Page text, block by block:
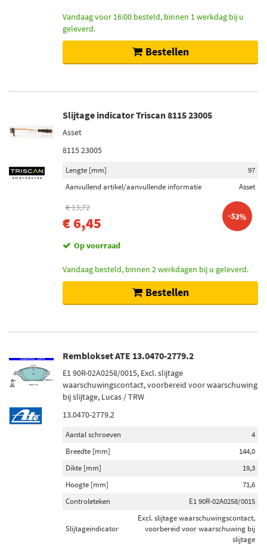
Vandaag voor 16:00 besteld, binnen 1 werkdag bij u
geleverd.
Bestellen
Slijtage indicator Triscan 8115 23005
Asset
8115 23005
Lengte [mm]
97
Aanvullend artikel/aanvullende informatie
Asset
€ 13,72
€ 6,45 -53%
Op voorraad
Vandaag besteld, binnen 2 werkdagen bij u geleverd.
Bestellen
Remblokset ATE 13.0470-2779.2
E1 90R-02A0258/0015, Excl. slijtage
waarschuwingscontact, voorbereid voor waarschuwing
bij slijtage, Lucas / TRW
13.0470-2779.2
Aantal schroeven
4
Breedte [mm]
144,0
Dikte [mm]
19,3
Hoogte [mm]
71,6
Controleteken
E1 90R-02A0258/0015
Slijtageindicator
Excl. slijtage waarschuwingscontact,
voorbereid voor waarschuwing bij
slijtage